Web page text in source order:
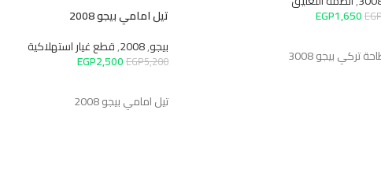
EGP1,650
تركي بيجو 3008
تيل امامي بيجو 2008
بيجو,
2008
,قطع غيار استهلاكية
EGP5,200
EGP2,500
تيل امامي بيجو 2008